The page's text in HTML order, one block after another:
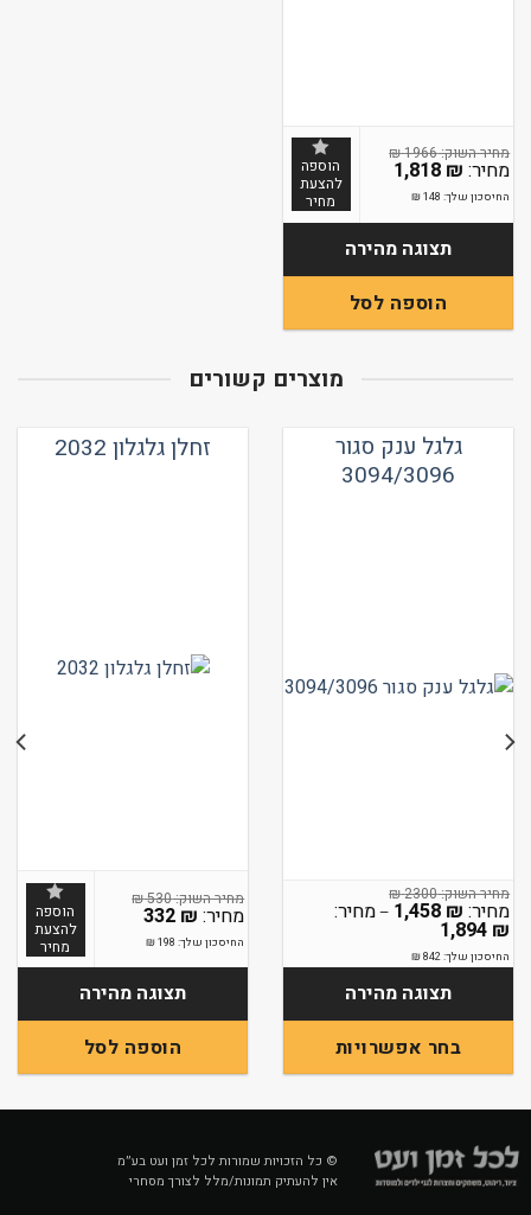
1966
₪
1,818 ₪
החיסכון שלך:148
₪
הוספה
להצעת
מחיר
תצוגה מהירה
הוספה לסל
מוצרים קשורים
גלגל ענק סגור
3094/3096
2300
₪
1,458 ₪
–
1,894 ₪ טווח
עד
⁦1,894 ₪⁩
החיסכון שלך:842
₪
תצוגה מהירה
בחר אפשרויות
זה
מספר
סוגים.
זחלן גלגלון 2032
530
₪
332 ₪
החיסכון שלך:198
₪
הוספה
להצעת
מחיר
תצוגה מהירה
הוספה לסל
© כל הזכויות שמורות לכל זמן ועט בע״מ
אין להעתיק תמונות/מלל לצורך מסחרי